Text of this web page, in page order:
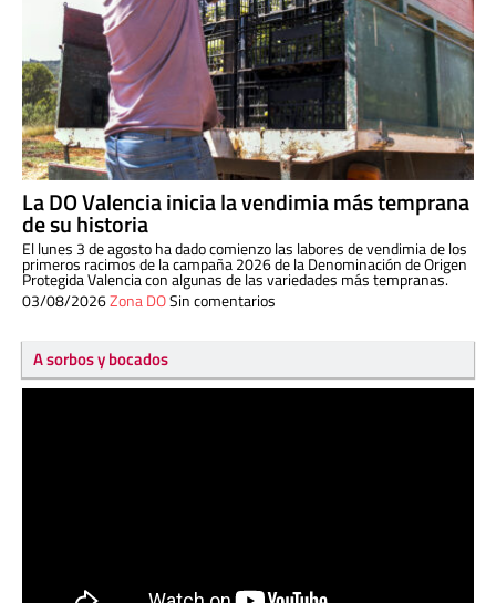
La DO Valencia inicia la vendimia más temprana
de su historia
El lunes 3 de agosto ha dado comienzo las labores de vendimia de los
primeros racimos de la campaña 2026 de la Denominación de Origen
Protegida Valencia con algunas de las variedades más tempranas.
03/08/2026Zona DOSin comentarios
A sorbos y bocados